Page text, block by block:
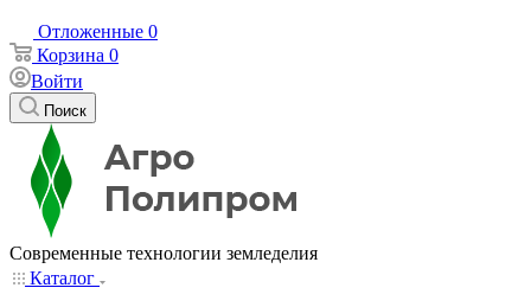
Отложенные 0
Корзина 0
Войти
Поиск
Современные технологии земледелия
Каталог